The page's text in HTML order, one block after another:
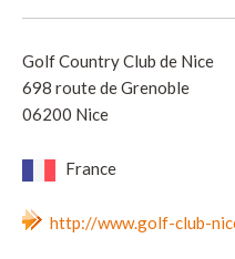
Golf Country Club de Nice
698 route de Grenoble
06200 Nice
France
http://www.golf-club-